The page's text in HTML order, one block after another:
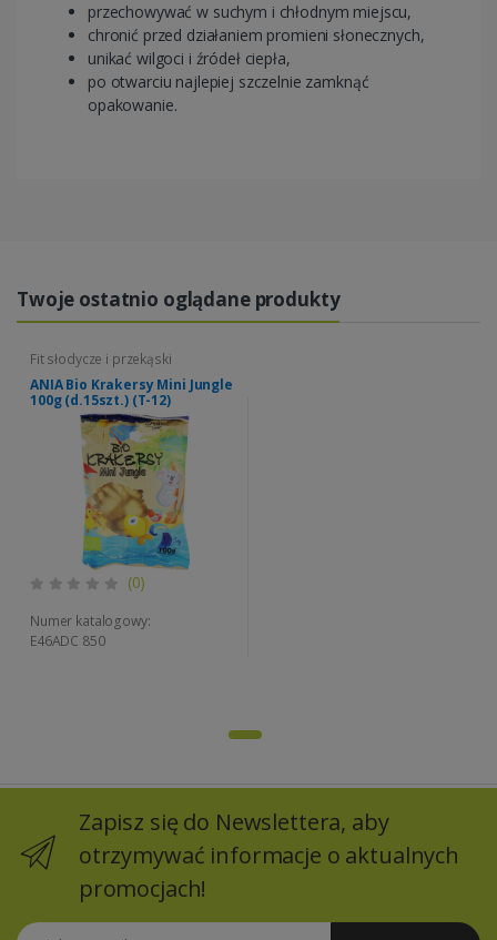
przechowywać w suchym i chłodnym miejscu,
chronić przed działaniem promieni słonecznych,
unikać wilgoci i źródeł ciepła,
po otwarciu najlepiej szczelnie zamknąć
opakowanie.
Twoje ostatnio oglądane produkty
Fit słodycze i przekąski
ANIA Bio Krakersy Mini Jungle
100g (d.15szt.) (T-12)
(0)
Numer katalogowy:
E46ADC 850
Zapisz się do Newslettera, aby
otrzymywać informacje o aktualnych
promocjach!
Adres email